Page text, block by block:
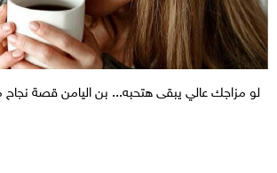
لو مزاجك عالي يبقى هتحبه... بن اليامن قصة نجاح